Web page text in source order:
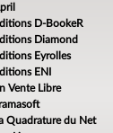
D-BookeR
Diamond
Eyrolles
ENI
Vente Libre
Quadrature du Net